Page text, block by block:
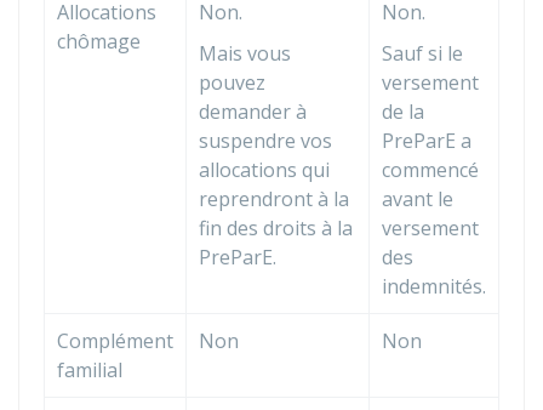
Allocations
chômage
Non.
Mais vous
pouvez
demander à
suspendre vos
allocations qui
reprendront à la
fin des droits à la
PreParE.
Non.
Sauf si le
versement
de la
PreParE a
commencé
avant le
versement
des
indemnités.
Complément
familial
Non Non